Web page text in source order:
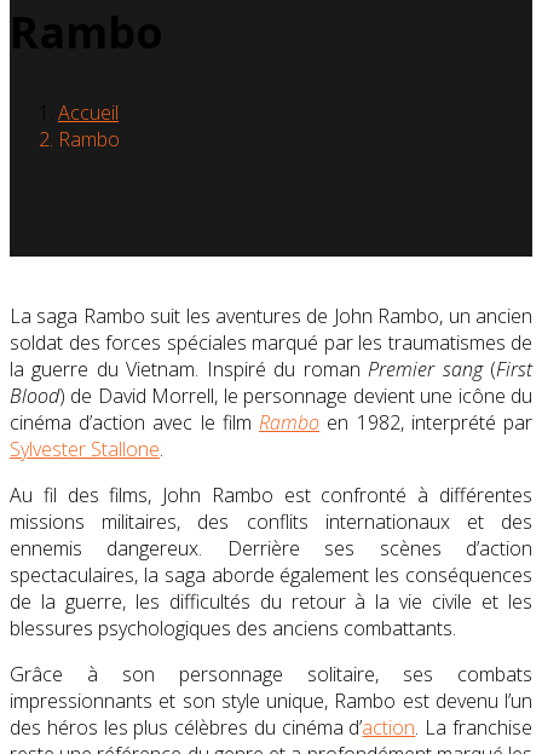
Rambo
Accueil
Rambo
La saga Rambo suit les aventures de John Rambo, un ancien
soldat des forces spéciales marqué par les traumatismes de
la guerre du Vietnam. Inspiré du romanPremier sang(First
Blood) de David Morrell, le personnage devient une icône du
cinéma d’action avec le filmRambo en 1982, interprété par
Sylvester Stallone.
Au fil des films, John Rambo est confronté à différentes
missions militaires, des conflits internationaux et des
ennemis dangereux. Derrière ses scènes d’action
spectaculaires, la saga aborde également les conséquences
de la guerre, les difficultés du retour à la vie civile et les
blessures psychologiques des anciens combattants.
Grâce à son personnage solitaire, ses combats
impressionnants et son style unique, Rambo est devenu l’un
des héros les plus célèbres du cinéma d’action. La franchise